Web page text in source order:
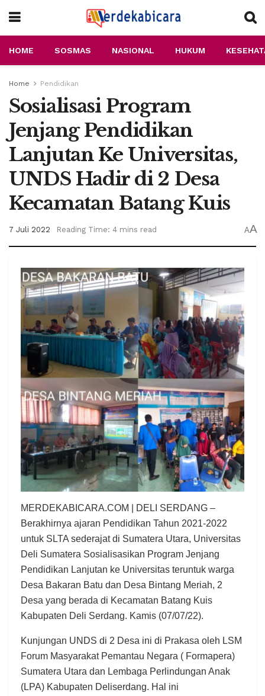
HOME SOSMAS NASIONAL HUKUM
Home Pendidikan
Sosialisasi Program
Jenjang Pendidikan
Lanjutan Ke Universitas,
UNDS Hadir di 2 Desa
Kecamatan Batang Kuis
7 Juli 2022 Reading Time: 4 mins read AA
MERDEKABICARA.COM | DELI SERDANG –
Berakhirnya ajaran Pendidikan Tahun 2021-2022
untuk SLTA sederajat di Sumatera Utara, Universitas
Deli Sumatera Sosialisasikan Program Jenjang
Pendidikan Lanjutan ke Universitas teruntuk warga
Desa Bakaran Batu dan Desa Bintang Meriah, 2
Desa yang berada di Kecamatan Batang Kuis
Kabupaten Deli Serdang. Kamis (07/07/22).
Kunjungan UNDS di 2 Desa ini di Prakasa oleh LSM
Forum Masyarakat Pemantau Negara ( Formapera)
Sumatera Utara dan Lembaga Perlindungan Anak
(LPA) Kabupaten Deliserdang. Hal ini